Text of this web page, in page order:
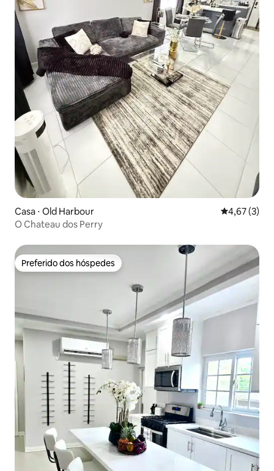
Casa ⋅ Old Harbour 4,67 de
4,67 (3)
O Chateau dos Perry
Preferido dos hóspedes
Preferido dos hóspedes